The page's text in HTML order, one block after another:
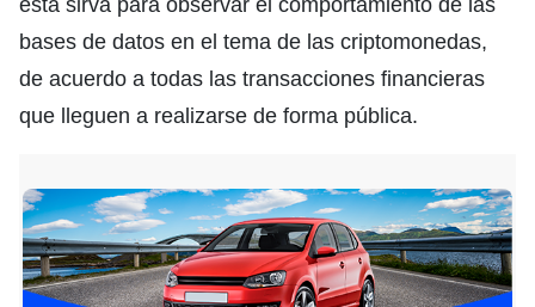
bases de datos en el tema de las criptomonedas,
de acuerdo a todas las transacciones financieras
que lleguen a realizarse de forma pública.